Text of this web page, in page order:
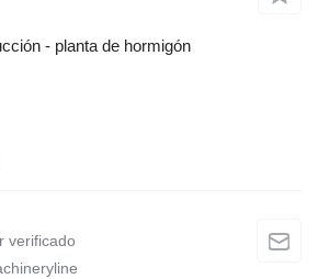
- planta de hormigón